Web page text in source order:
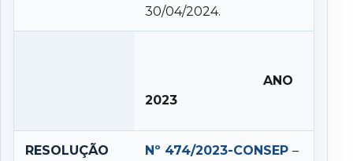
30/04/2024.
ANO
2023
RESOLUÇÃO Nº 474/2023-CONSEP–